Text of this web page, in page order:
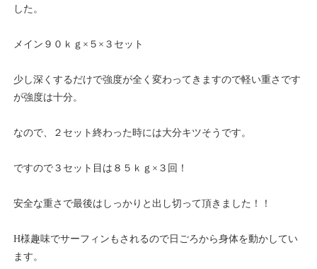
した。
メイン９０ｋｇ×５×３セット
少し深くするだけで強度が全く変わってきますので軽い重さです
が強度は十分。
なので、２セット終わった時には大分キツそうです。
ですので３セット目は８５ｋｇ×３回！
安全な重さで最後はしっかりと出し切って頂きました！！
H様趣味でサーフィンもされるので日ごろから身体を動かしてい
ます。